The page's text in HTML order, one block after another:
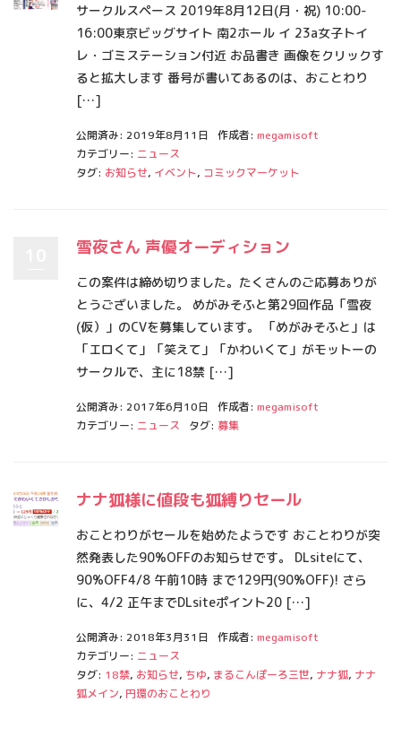
サークルスペース 2019年8月12日(月・祝) 10:00-
16:00東京ビッグサイト 南2ホール イ 23a女子トイ
レ・ゴミステーション付近 お品書き 画像をクリックす
ると拡大します 番号が書いてあるのは、おことわり
[…]
公開済み: 2019年8月11日 作成者: megamisoft
カテゴリー: ニュース
タグ: お知らせ, イベント, コミックマーケット
雪夜さん 声優オーディション
この案件は締め切りました。たくさんのご応募ありが
とうございました。 めがみそふと第29回作品「雪夜
(仮）」のCVを募集しています。 「めがみそふと」は
「エロくて」「笑えて」「かわいくて」がモットーの
サークルで、主に18禁 […]
公開済み: 2017年6月10日 作成者: megamisoft
カテゴリー: ニュース タグ: 募集
ナナ狐様に値段も狐縛りセール
おことわりがセールを始めたようです おことわりが突
然発表した90%OFFのお知らせです。 DLsiteにて、
90%OFF4/8 午前10時 まで129円(90%OFF)! さら
に、4/2 正午までDLsiteポイント20 […]
公開済み: 2018年3月31日 作成者: megamisoft
カテゴリー: ニュース
タグ: 18禁, お知らせ, ちゆ, まるこんぽーろ三世, ナナ狐, ナナ
狐メイン, 円環のおことわり